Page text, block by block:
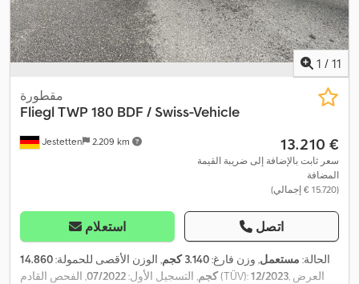
1 / 11
Jestetten 2.209 km
مقطورة
FlieglTWP 180 BDF / Swiss-Vehicle
‏13.210 €
سعر ثابت بالإضافة إلى ضريبة القيمة
المضافة
(‏15.720 € إجمالي)
استعلام اتصل
الحالة: مستعمل, وزن فارغ:3.140 كجم , الوزن الأقصى للحمولة:14.860
كجم, التسجيل الأول:07/2022 , الفحص القادم (TÜV):12/2023, العرض